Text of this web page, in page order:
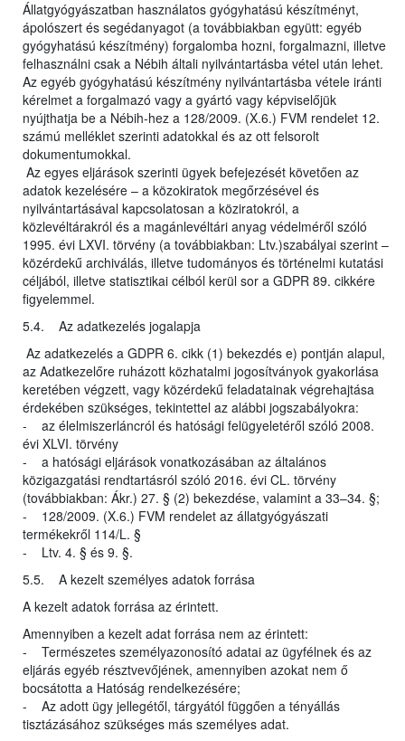
Állatgyógyászatban használatos gyógyhatású készítményt,
ápolószert és segédanyagot (a továbbiakban együtt: egyéb
gyógyhatású készítmény) forgalomba hozni, forgalmazni, illetve
felhasználni csak a Nébih általi nyilvántartásba vétel után lehet.
Az egyéb gyógyhatású készítmény nyilvántartásba vétele iránti
kérelmet a forgalmazó vagy a gyártó vagy képviselőjük
nyújthatja be a Nébih-hez a 128/2009. (X.6.) FVM rendelet 12.
számú melléklet szerinti adatokkal és az ott felsorolt
dokumentumokkal.
Az egyes eljárások szerinti ügyek befejezését követően az
adatok kezelésére – a közokiratok megőrzésével és
nyilvántartásával kapcsolatosan a köziratokról, a
közlevéltárakról és a magánlevéltári anyag védelméről szóló
1995. évi LXVI. törvény (a továbbiakban: Ltv.)szabályai szerint –
közérdekű archiválás, illetve tudományos és történelmi kutatási
céljából, illetve statisztikai célból kerül sor a GDPR 89. cikkére
figyelemmel.
5.4. Az adatkezelés jogalapja
Az adatkezelés a GDPR 6. cikk (1) bekezdés e) pontján alapul,
az Adatkezelőre ruházott közhatalmi jogosítványok gyakorlása
keretében végzett, vagy közérdekű feladatainak végrehajtása
érdekében szükséges, tekintettel az alábbi jogszabályokra:
- az élelmiszerláncról és hatósági felügyeletéről szóló 2008.
évi XLVI. törvény
- a hatósági eljárások vonatkozásában az általános
közigazgatási rendtartásról szóló 2016. évi CL. törvény
(továbbiakban: Ákr.) 27. § (2) bekezdése, valamint a 33–34. §;
- 128/2009. (X.6.) FVM rendelet az állatgyógyászati
termékekről 114/L. §
- Ltv. 4. § és 9. §.
5.5. A kezelt személyes adatok forrása
A kezelt adatok forrása az érintett.
Amennyiben a kezelt adat forrása nem az érintett:
- Természetes személyazonosító adatai az ügyfélnek és az
eljárás egyéb résztvevőjének, amennyiben azokat nem ő
bocsátotta a Hatóság rendelkezésére;
- Az adott ügy jellegétől, tárgyától függően a tényállás
tisztázásához szükséges más személyes adat.